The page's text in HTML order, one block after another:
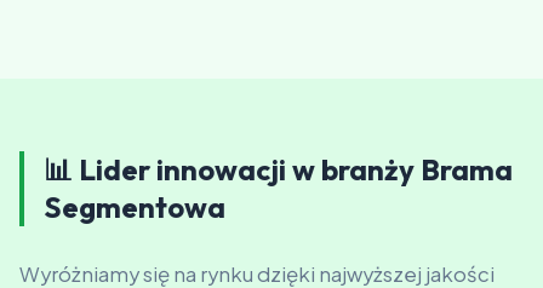
📊 Lider innowacji w branży Brama
Segmentowa
Wyróżniamy się na rynku dzięki najwyższej jakości